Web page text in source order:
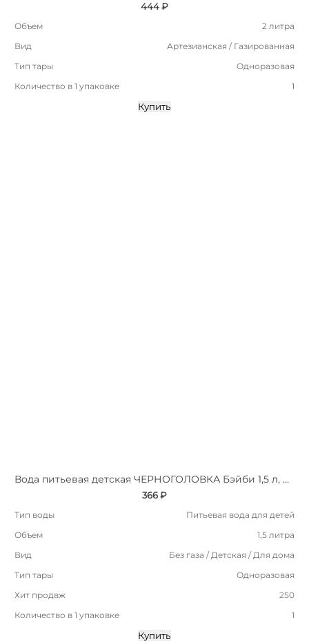
444 ₽
Объем
2 литра
Вид
Артезианская / Газированная
Тип тары
Одноразовая
Количество в 1 упаковке
1
Купить
Вода питьевая детская ЧЕРНОГОЛОВКА Бэйби 1,5 л, без газа, ПЭТ
366 ₽
Тип воды
Питьевая вода для детей
Объем
1,5 литра
Вид
Без газа / Детская / Для дома
Тип тары
Одноразовая
Хит продвж
250
Количество в 1 упаковке
1
Купить